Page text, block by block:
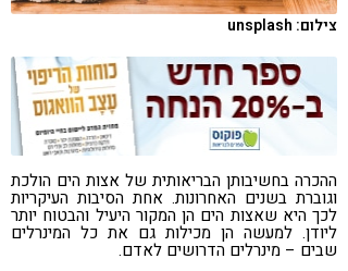
צילום: unsplash
ההכרה בחשיבותן הבריאותית של אצות הים הולכת
וגוברת בשנים האחרונות. אחת הסיבות העיקריות
לכך היא שאצות הים הן המקור היעיל והבטוח יותר
ליודן. למעשה הן מכילות גם את כל המינרלים
שבים – מינרלים הדרושים לאדם.